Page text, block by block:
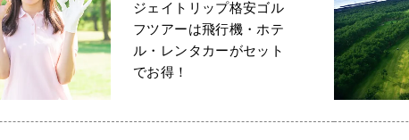
ジェイトリップ格安ゴル
フツアーは飛行機・ホテ
ル・レンタカーがセット
でお得！